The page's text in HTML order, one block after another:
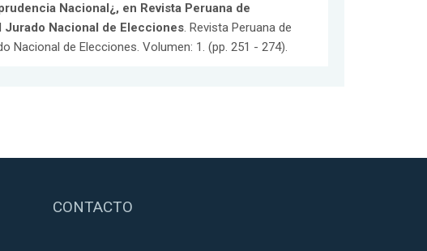
Nacional¿, en Revista Peruana de
Nacional de Elecciones. Revista Peruana de
Nacional de Elecciones. Volumen: 1. (pp. 251 - 274).
CONTACTO